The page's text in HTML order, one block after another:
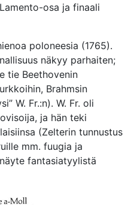
osa ja finaali
poloneesia (1765).
näkyy parhaiten;
tie Beethovenin
Brahmsin
W. Fr.:n). W. Fr. oli
ja hän teki
(Zelterin tunnustus
mm. fuugia ja
fantasiatyylistä